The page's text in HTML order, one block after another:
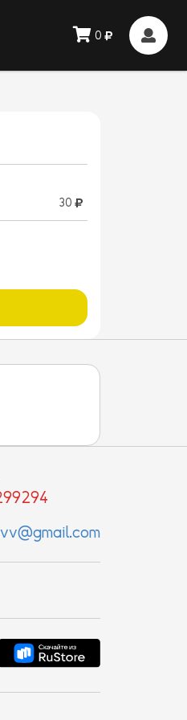
0
30